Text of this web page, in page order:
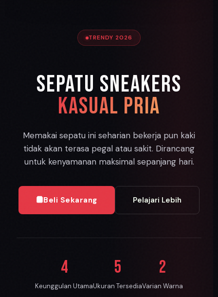
TRENDY 2026
Sepatu Sneakers
Kasual Pria
Memakai sepatu ini seharian bekerja pun kaki
tidak akan terasa pegal atau sakit. Dirancang
untuk kenyamanan maksimal sepanjang hari.
Beli Sekarang Pelajari Lebih
4
Keunggulan Utama
5
Ukuran Tersedia
2
Varian Warna